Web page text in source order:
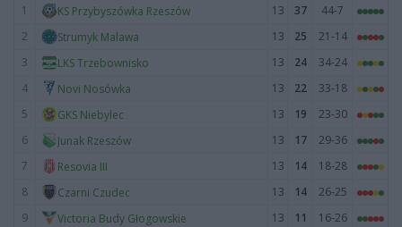
1 KS Przybyszówka Rzeszów 13 37
44-7
2
Strumyk Malawa 13 25
21-14
3
LKS Trzebownisko 13 24
34-24
4
Novi Nosówka 13 22
33-18
5
GKS Niebylec 13 19
23-30
6
Junak Rzeszów 13 17
29-36
7
Resovia III 13 14
18-28
8
Czarni Czudec 13 14
26-25
9
Victoria Budy Głogowskie 13 11
16-26